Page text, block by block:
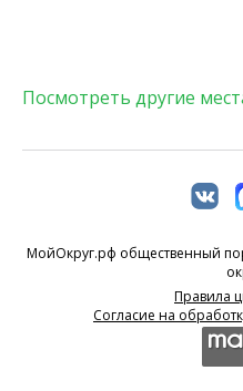
Посмотреть другие
МойОкруг.рф общественный
Правила
Согласие на